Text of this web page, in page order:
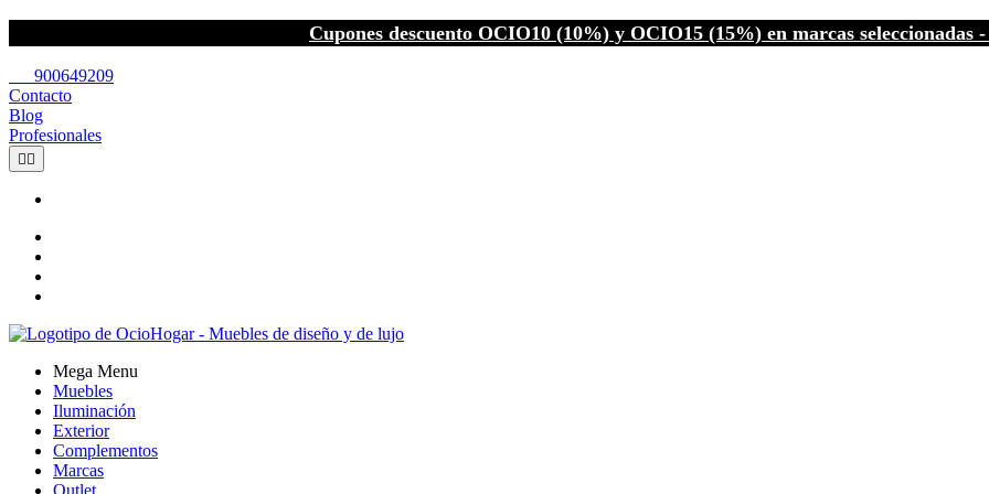
Cupones descuento OCIO10 (10%) y OCIO15 (15%) en marcas seleccionadas
900649209
Contacto
Blog
Profesionales
 
Mega Menu
Muebles
Iluminación
Exterior
Complementos
Marcas
Outlet